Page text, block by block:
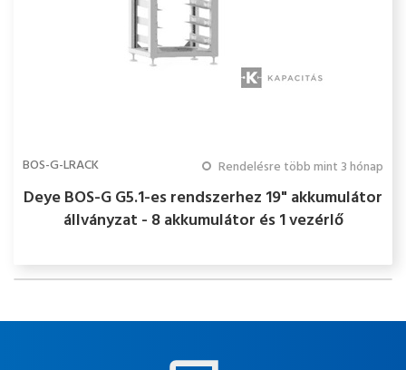
BOS-G-LRACK Rendelésre több mint 3 hónap
Deye BOS-G G5.1-es rendszerhez 19" akkumulátor
állványzat - 8 akkumulátor és 1 vezérlő